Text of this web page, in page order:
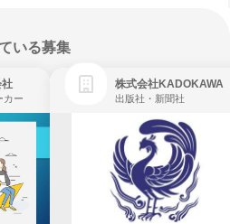
いる募集
カー
株式会社KADOKAWA
出版社・新聞社